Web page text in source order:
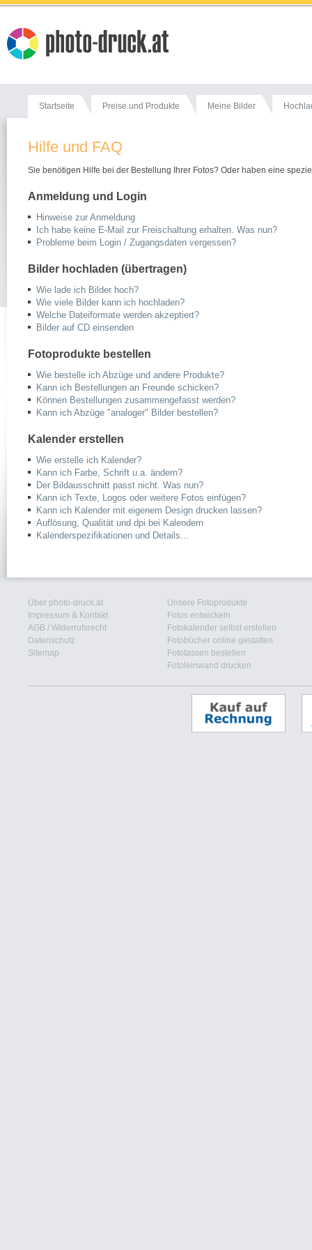
Startseite Preise und Produkte Meine Bilder
Hilfe und FAQ
Sie benötigen Hilfe bei der Bestellung Ihrer Fotos? Oder haben eine
Anmeldung und Login
Hinweise zur Anmeldung
Ich habe keine E-Mail zur Freischaltung erhalten. Was nun?
Probleme beim Login / Zugangsdaten vergessen?
Bilder hochladen (übertragen)
Wie lade ich Bilder hoch?
Wie viele Bilder kann ich hochladen?
Welche Dateiformate werden akzeptiert?
Bilder auf CD einsenden
Fotoprodukte bestellen
Wie bestelle ich Abzüge und andere Produkte?
Kann ich Bestellungen an Freunde schicken?
Können Bestellungen zusammengefasst werden?
Kann ich Abzüge "analoger" Bilder bestellen?
Kalender erstellen
Wie erstelle ich Kalender?
Kann ich Farbe, Schrift u.a. ändern?
Der Bildausschnitt passt nicht. Was nun?
Kann ich Texte, Logos oder weitere Fotos einfügen?
Kann ich Kalender mit eigenem Design drucken lassen?
Auflösung, Qualität und dpi bei Kalendern
Kalenderspezifikationen und Details...
Über photo-druck.at
Impressum & Kontakt
AGB / Widerrufsrecht
Datenschutz
Sitemap
Unsere Fotoprodukte
Fotos entwickeln
Fotokalender selbst erstellen
Fotobücher online gestalten
Fototassen bestellen
Fotoleinwand drucken